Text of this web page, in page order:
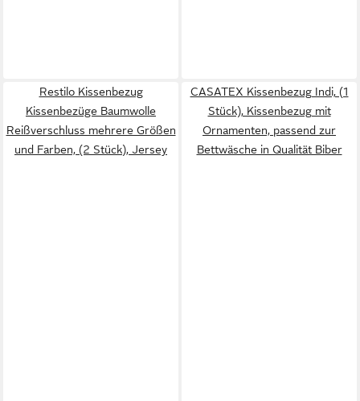
Restilo Kissenbezug
Kissenbezüge Baumwolle
Reißverschluss mehrere Größen
und Farben, (2 Stück), Jersey
CASATEX Kissenbezug Indi, (1
Stück), Kissenbezug mit
Ornamenten, passend zur
Bettwäsche in Qualität Biber